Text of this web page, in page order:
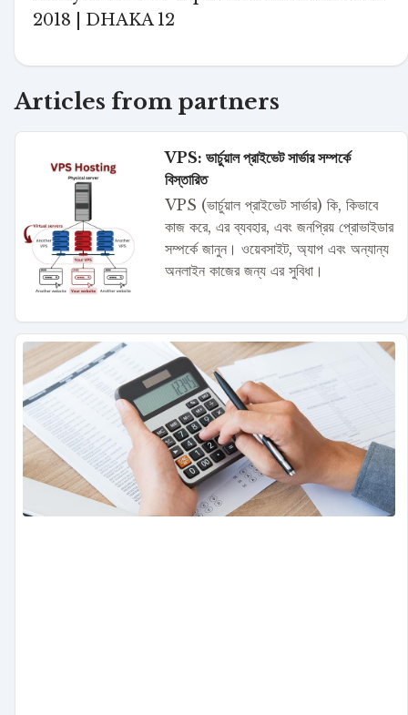
2018 | DHAKA 12
Articles from partners
VPS: ভার্চুয়াল প্রাইভেট সার্ভার সম্পর্কে
বিস্তারিত
VPS (ভার্চুয়াল প্রাইভেট সার্ভার) কি, কিভাবে
কাজ করে, এর ব্যবহার, এবং জনপ্রিয় প্রোভাইডার
সম্পর্কে জানুন। ওয়েবসাইট, অ্যাপ এবং অন্যান্য
অনলাইন কাজের জন্য এর সুবিধা।